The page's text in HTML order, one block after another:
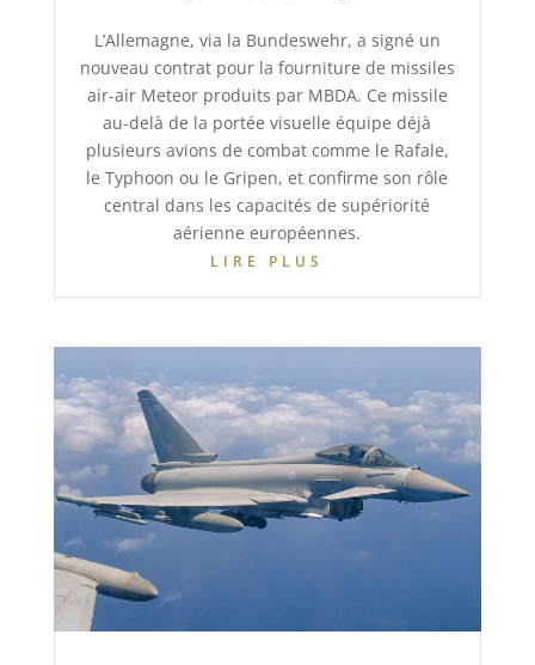
L’Allemagne, via la Bundeswehr, a signé un
nouveau contrat pour la fourniture de missiles
air-air Meteor produits par MBDA. Ce missile
au-delà de la portée visuelle équipe déjà
plusieurs avions de combat comme le Rafale,
le Typhoon ou le Gripen, et confirme son rôle
central dans les capacités de supériorité
aérienne européennes.
LIRE PLUS